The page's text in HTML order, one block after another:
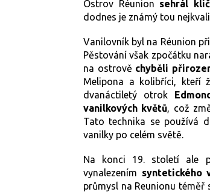
Ostrov Réunion sehrál
dodnes je známý tou
Vanilovník byl na Réunion
Pěstování však zpočátku
na ostrově chyběli
Melipona a kolibříci, kteří
dvanáctiletý otrok
vanilkových květů, což
Tato technika se používá
vanilky po celém světě.
Na konci 19. století ale
vynalezením syntetického
průmysl na Reunionu téměř